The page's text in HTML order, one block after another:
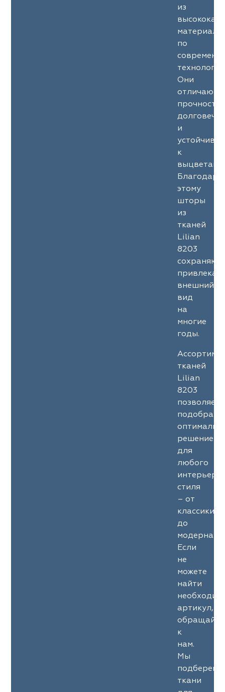
из
по
Они
и
к
Благодаря
этому
шторы
из
тканей
Lilian
8203
сохраняют
внешний
вид
на
многие
годы.
тканей
Lilian
8203
позволяет
подобрать
решение
для
любого
стиля
– от
классики
до
модерна.
Если
не
можете
найти
артикул,
к
нам.
Мы
подберем
ткани